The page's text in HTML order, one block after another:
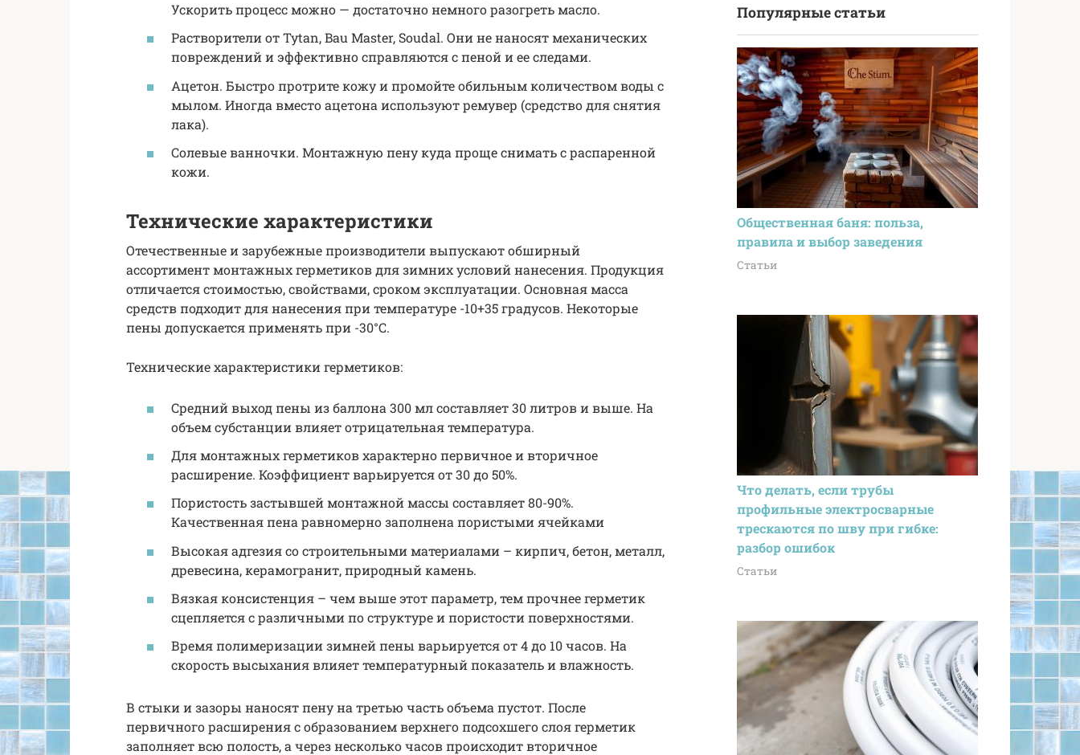
Ускорить процесс можно — достаточно немного разогреть масло.
Растворители от Tytan, Bau Master, Soudal. Они не наносят механических
повреждений и эффективно справляются с пеной и ее следами.
Ацетон. Быстро протрите кожу и промойте обильным количеством воды с
мылом. Иногда вместо ацетона используют ремувер (средство для снятия
лака).
Солевые ванночки. Монтажную пену куда проще снимать с распаренной
кожи.
Технические характеристики
Отечественные и зарубежные производители выпускают обширный
ассортимент монтажных герметиков для зимних условий нанесения. Продукция
отличается стоимостью, свойствами, сроком эксплуатации. Основная масса
средств подходит для нанесения при температуре -10+35 градусов. Некоторые
пены допускается применять при -30°C.
Технические характеристики герметиков:
Средний выход пены из баллона 300 мл составляет 30 литров и выше. На
объем субстанции влияет отрицательная температура.
Для монтажных герметиков характерно первичное и вторичное
расширение. Коэффициент варьируется от 30 до 50%.
Пористость застывшей монтажной массы составляет 80-90%.
Качественная пена равномерно заполнена пористыми ячейками
Высокая адгезия со строительными материалами – кирпич, бетон, металл,
древесина, керамогранит, природный камень.
Вязкая консистенция – чем выше этот параметр, тем прочнее герметик
сцепляется с различными по структуре и пористости поверхностями.
Время полимеризации зимней пены варьируется от 4 до 10 часов. На
скорость высыхания влияет температурный показатель и влажность.
В стыки и зазоры наносят пену на третью часть объема пустот. После
первичного расширения с образованием верхнего подсохшего слоя герметик
заполняет всю полость, а через несколько часов происходит вторичное
Популярные статьи
Общественная баня: польза,
правила и выбор заведения
Статьи
Что делать, если трубы
профильные электросварные
трескаются по шву при гибке:
разбор ошибок
Статьи